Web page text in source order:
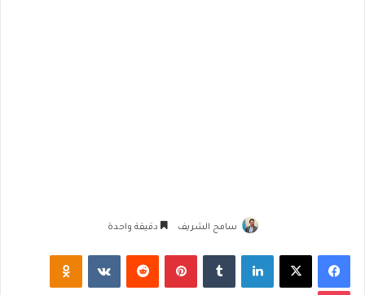
سامح الشريف دقيقة واحدة
فيسبوك لينكدإن بينتيريست